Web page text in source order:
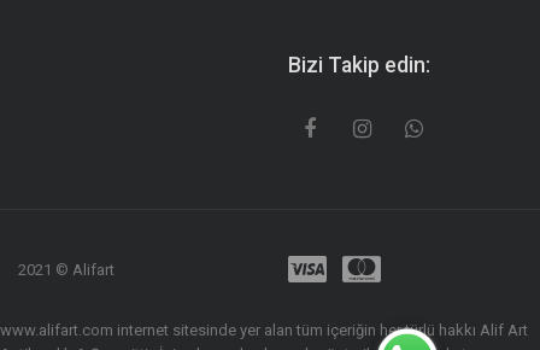
Bizi Takip edin:
2021 © Alifart
www.alifart.com internet sitesinde yer alan tüm içeriğin her türlü hakkı Alif Art